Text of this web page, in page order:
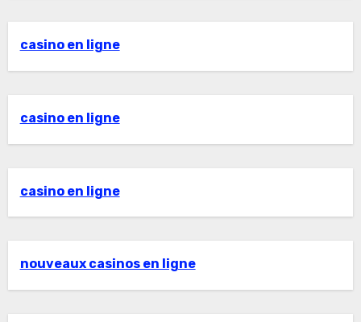
casino en ligne
casino en ligne
casino en ligne
nouveaux casinos en ligne